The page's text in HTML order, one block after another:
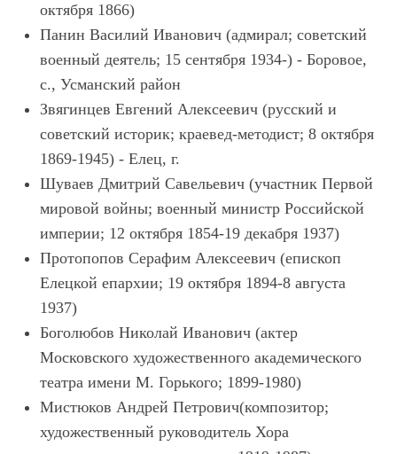
октября 1866)
Панин Василий Иванович (адмирал; советский
военный деятель; 15 сентября 1934-) - Боровое,
с., Усманский район
Звягинцев Евгений Алексеевич (русский и
советский историк; краевед-методист; 8 октября
1869-1945) - Елец, г.
Шуваев Дмитрий Савельевич (участник Первой
мировой войны; военный министр Российской
империи; 12 октября 1854-19 декабря 1937)
Протопопов Серафим Алексеевич (епископ
Елецкой епархии; 19 октября 1894-8 августа
1937)
Боголюбов Николай Иванович (актер
Московского художественного академического
театра имени М. Горького; 1899-1980)
Мистюков Андрей Петрович(композитор;
художественный руководитель Хора